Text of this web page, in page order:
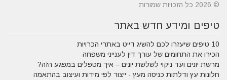
© 2026 כל הזכויות שמורות
טיפים ומידע חדש באתר
10 טיפים שיעזרו לכם להשיג דייט באתרי הכרויות
הכירו את התחומים של עורך דין לענייני משפחה
מרשת יונים ועד ניקוי לשלשת יונים – איך מטפלים במפגע הזה?
חלונות עץ ודלתות כניסה מעץ - ייצור לפי מידות ועיצוב בהתאמה